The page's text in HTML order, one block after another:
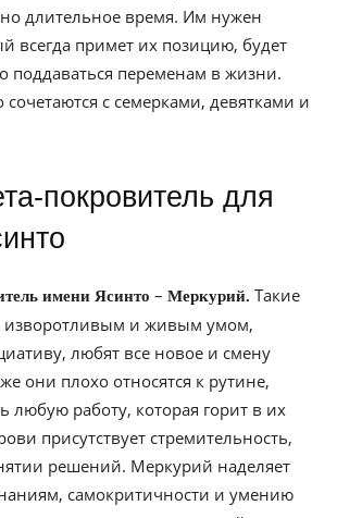
длительное время. Им нужен
всегда примет их позицию, будет
поддаваться переменам в жизни.
с семерками, девятками и
имени Ясинто – Меркурий. Такие
и живым умом,
любят все новое и смену
они плохо относятся к рутине,
любую работу, которая горит в их
присутствует стремительность,
решений. Меркурий наделяет
самокритичности и умению